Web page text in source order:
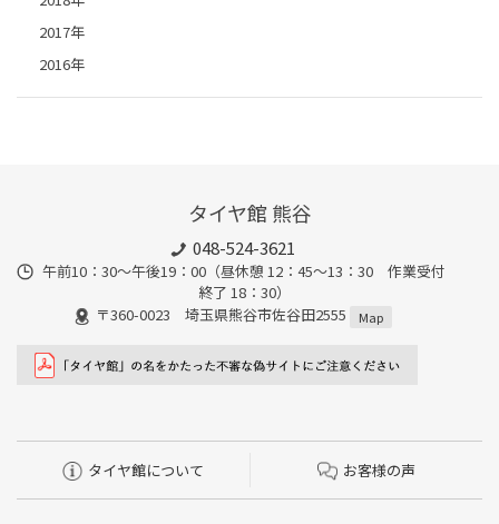
2017年
2016年
タイヤ館 熊谷
048-524-3621
午前10：30～午後19：00（昼休憩 12：45～13：30 作業受付
終了 18：30）
〒360-0023 埼玉県熊谷市佐谷田2555
Map
タイヤ館について お客様の声